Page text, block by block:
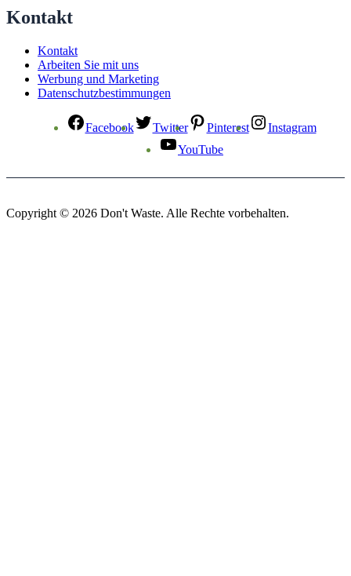
Kontakt
Kontakt
Arbeiten Sie mit uns
Werbung und Marketing
Datenschutzbestimmungen
Facebook Twitter Pinterest
Instagram
YouTube
Copyright © 2026 Don't Waste. Alle Rechte vorbehalten.